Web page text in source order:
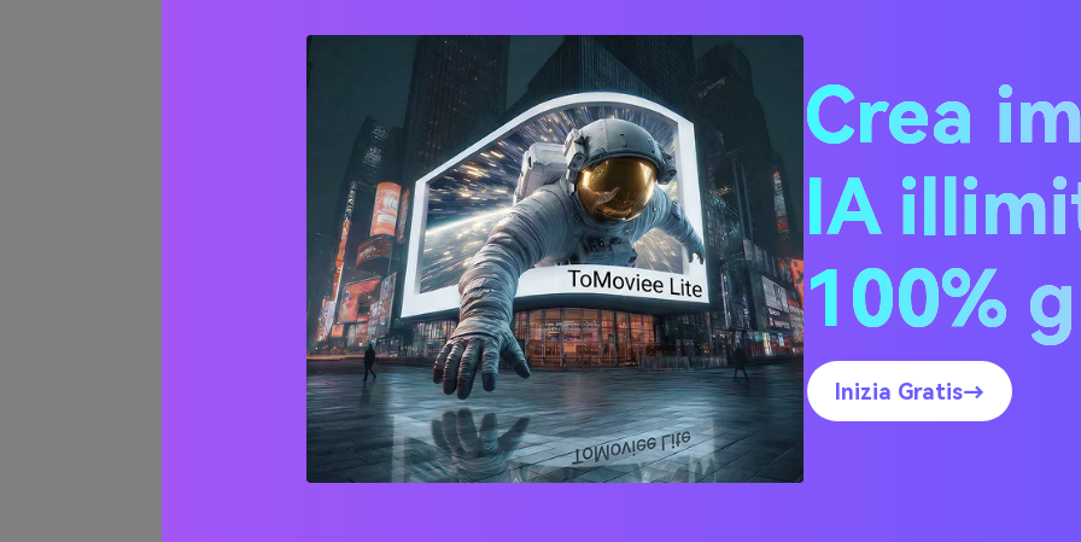
Quali colori si abbinano bene al ruggine?
Come usare una palette ruggine nei progetti reali
Crea visuali di palette ruggine con l’IA
Perché le palette ruggine
così bene
Il ruggine si colloca tra la terracotta e l’arancione bruciato, risultando caldo
senza essere sgargiante come l’arancione puro. Questa qualità “cotta dal
tonalità ruggine familiari, tattili e facilmente affidabili nel branding.
Si abbina anche perfettamente con neutri caldi (crema, sabbia, avena) che
Crea
IA
100%
Inizia Gratis→